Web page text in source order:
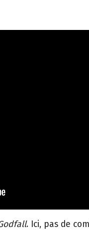
. Ici, pas de